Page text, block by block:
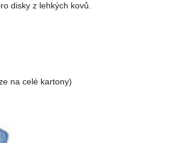
disky z lehkých kovů.
na celé kartony)